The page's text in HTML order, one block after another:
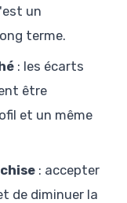
un
terme.
: les écarts
être
et un même
: accepter
de diminuer la